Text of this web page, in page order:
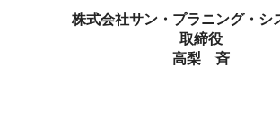
株式会社サン・プラニング・シ
取締役
高梨 斉